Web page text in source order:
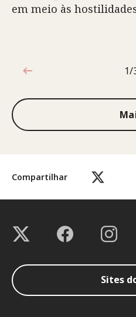
Compartilhar
em meio às
1
1/
Sites